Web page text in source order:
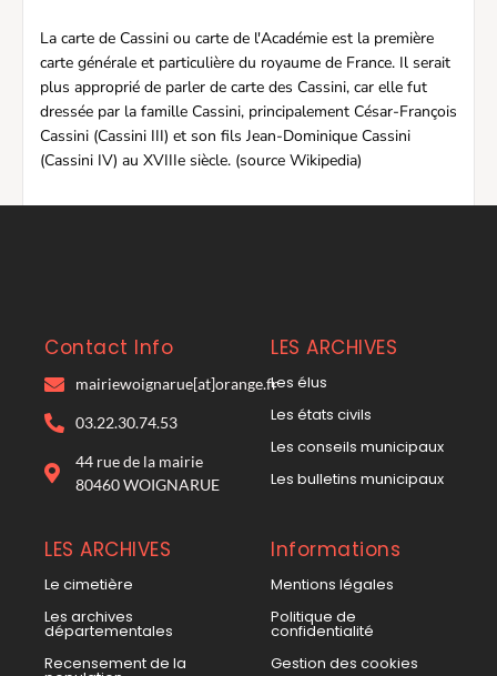
La carte de Cassini ou carte de l'Académie est la première
carte générale et particulière du royaume de France. Il serait
plus approprié de parler de carte des Cassini, car elle fut
dressée par la famille Cassini, principalement César-François
Cassini (Cassini III) et son fils Jean-Dominique Cassini
(Cassini IV) au XVIIIe siècle. (source Wikipedia)
Contact Info
mairiewoignarue[at]orange.fr
03.22.30.74.53
44 rue de la mairie
80460 WOIGNARUE
LES ARCHIVES
Les élus
Les états civils
Les conseils municipaux
Les bulletins municipaux
LES ARCHIVES
Le cimetière
Les archives
départementales
Recensement de la
Informations
Mentions légales
Politique de
confidentialité
Gestion des cookies